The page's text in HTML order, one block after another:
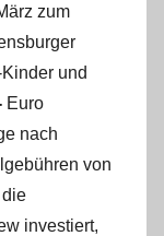
zum
und
Euro
nach
von
investiert,